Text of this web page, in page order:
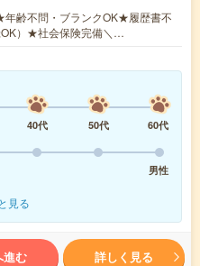
齢不問・ブランクOK★履歴書不
OK）★社会保険完備＼…
40代 50代
60代
男性
見る
進む 詳しく見る